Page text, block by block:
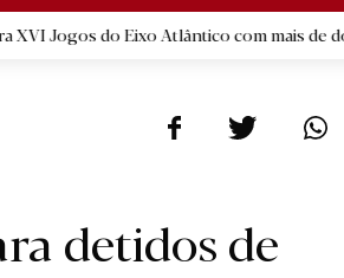
Eixo Atlântico com mais de dois mil
detidos de